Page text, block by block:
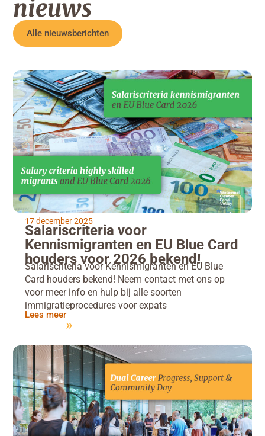
nieuws
Alle nieuwsberichten
17 december 2025
Salariscriteria voor
Kennismigranten en EU Blue Card
houders voor 2026 bekend!
Salariscriteria voor Kennismigranten en EU Blue
Card houders bekend! Neem contact met ons op
voor meer info en hulp bij alle soorten
immigratieprocedures voor expats
Lees meer